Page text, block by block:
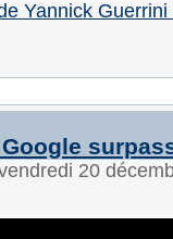
Yannick
20